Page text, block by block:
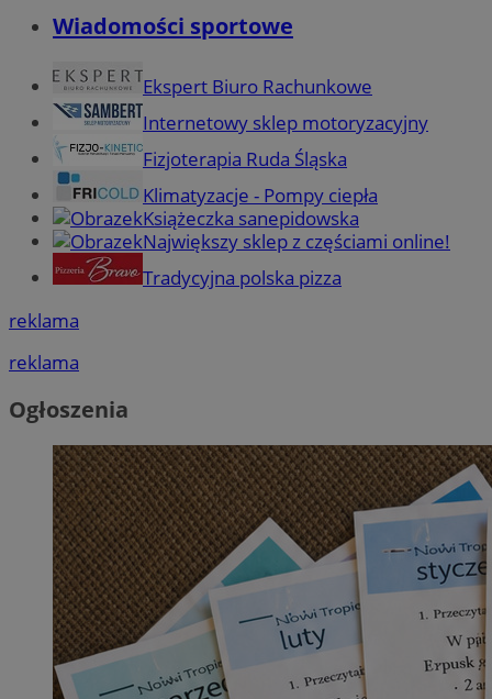
Wiadomości sportowe
Ekspert Biuro Rachunkowe
Internetowy sklep motoryzacyjny
Fizjoterapia Ruda Śląska
Klimatyzacje - Pompy ciepła
Książeczka sanepidowska
Największy sklep z częściami online!
Tradycyjna polska pizza
reklama
reklama
Ogłoszenia